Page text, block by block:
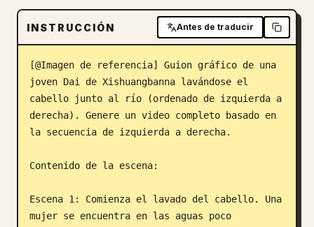
INSTRUCCIÓN Antes de traducir
[@Imagen de referencia] Guion gráfico de una
joven Dai de Xishuangbanna lavándose el
cabello junto al río (ordenado de izquierda a
derecha). Genere un video completo basado en
la secuencia de izquierda a derecha.
Contenido de la escena:
Escena 1: Comienza el lavado del cabello. Una
mujer se encuentra en las aguas poco